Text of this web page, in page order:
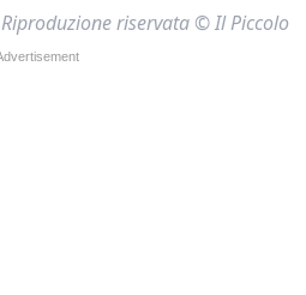
Riproduzione riservata © Il Piccolo